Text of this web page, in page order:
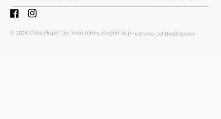
© 2026 Odos ekspertas. Visos teisės saugomos. Privatumo politikaSlapukai